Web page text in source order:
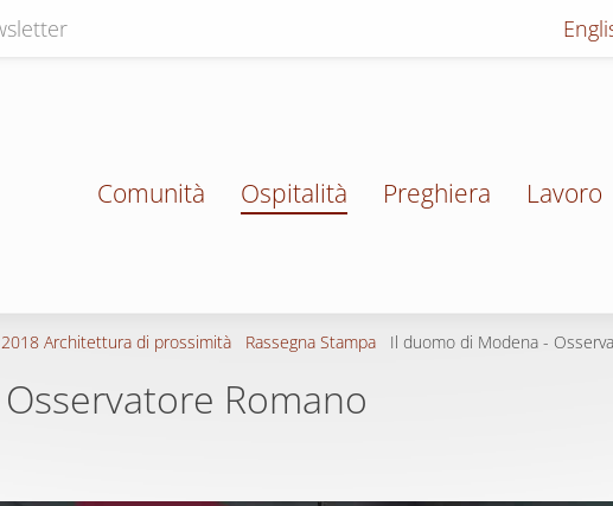
Comunità Ospitalità Preghiera Lavoro
2018 Architettura di prossimità Rassegna Stampa Il duomo di Modena -
Romano